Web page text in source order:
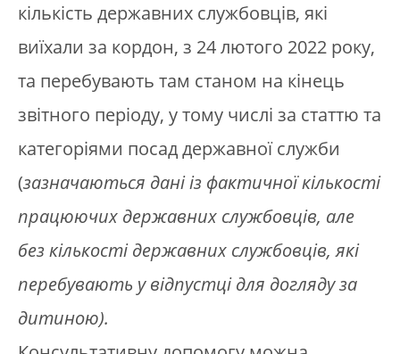
кількість державних службовців, які
виїхали за кордон, з 24 лютого 2022 року,
та перебувають там станом на кінець
звітного періоду, у тому числі за статтю та
категоріями посад державної служби
(зазначаються дані із фактичної кількості
працюючих державних службовців, але
без кількості державних службовців, які
перебувають у відпустці для догляду за
дитиною).